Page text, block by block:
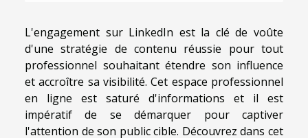
L'engagement sur LinkedIn est la clé de voûte
d'une stratégie de contenu réussie pour tout
professionnel souhaitant étendre son influence
et accroître sa visibilité. Cet espace professionnel
en ligne est saturé d'informations et il est
impératif de se démarquer pour captiver
l'attention de son public cible. Découvrez dans cet